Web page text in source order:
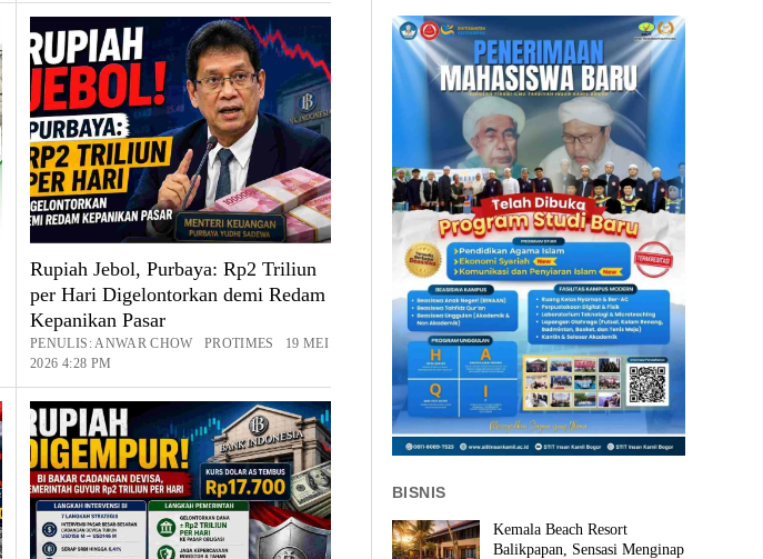
Rupiah Jebol, Purbaya: Rp2 Triliun
per Hari Digelontorkan demi Redam
Kepanikan Pasar
PENULIS: ANWAR CHOW PROTIMES 19 MEI
2026 4:28 PM
BISNIS
Kemala Beach Resort
Balikpapan, Sensasi Menginap